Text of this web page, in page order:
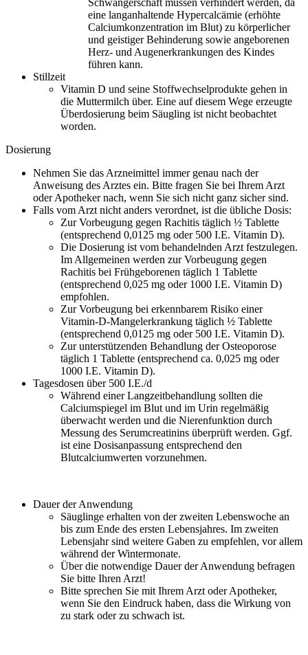
eine langanhaltende Hypercalcämie (erhöhte
Calciumkonzentration im Blut) zu körperlicher
und geistiger Behinderung sowie angeborenen
Herz- und Augenerkrankungen des Kindes
führen kann.
Stillzeit
Vitamin D und seine Stoffwechselprodukte gehen in
die Muttermilch über. Eine auf diesem Wege erzeugte
Überdosierung beim Säugling ist nicht beobachtet
worden.
Dosierung
Nehmen Sie das Arzneimittel immer genau nach der
Anweisung des Arztes ein. Bitte fragen Sie bei Ihrem Arzt
oder Apotheker nach, wenn Sie sich nicht ganz sicher sind.
Falls vom Arzt nicht anders verordnet, ist die übliche Dosis:
Zur Vorbeugung gegen Rachitis täglich ½ Tablette
(entsprechend 0,0125 mg oder 500 I.E. Vitamin D).
Die Dosierung ist vom behandelnden Arzt festzulegen.
Im Allgemeinen werden zur Vorbeugung gegen
Rachitis bei Frühgeborenen täglich 1 Tablette
(entsprechend 0,025 mg oder 1000 I.E. Vitamin D)
empfohlen.
Zur Vorbeugung bei erkennbarem Risiko einer
Vitamin-D-Mangelerkrankung täglich ½ Tablette
(entsprechend 0,0125 mg oder 500 I.E. Vitamin D).
Zur unterstützenden Behandlung der Osteoporose
täglich 1 Tablette (entsprechend ca. 0,025 mg oder
1000 I.E. Vitamin D).
Tagesdosen über 500 I.E./d
Während einer Langzeitbehandlung sollten die
Calciumspiegel im Blut und im Urin regelmäßig
überwacht werden und die Nierenfunktion durch
Messung des Serumcreatinins überprüft werden. Ggf.
ist eine Dosisanpassung entsprechend den
Blutcalciumwerten vorzunehmen.
Dauer der Anwendung
Säuglinge erhalten von der zweiten Lebenswoche an
bis zum Ende des ersten Lebensjahres. Im zweiten
Lebensjahr sind weitere Gaben zu empfehlen, vor allem
während der Wintermonate.
Über die notwendige Dauer der Anwendung befragen
Sie bitte Ihren Arzt!
Bitte sprechen Sie mit Ihrem Arzt oder Apotheker,
wenn Sie den Eindruck haben, dass die Wirkung von
zu stark oder zu schwach ist.